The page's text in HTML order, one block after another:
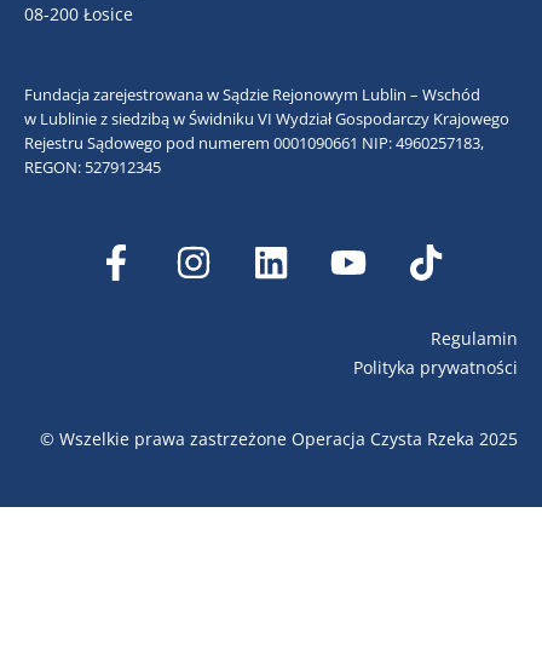
08-200 Łosice
Fundacja zarejestrowana w Sądzie Rejonowym Lublin – Wschód
w Lublinie z siedzibą w Świdniku VI Wydział Gospodarczy Krajowego
Rejestru Sądowego pod numerem 0001090661 NIP: 4960257183,
REGON: 527912345
Regulamin
Polityka prywatności
© Wszelkie prawa zastrzeżone Operacja Czysta Rzeka 2025